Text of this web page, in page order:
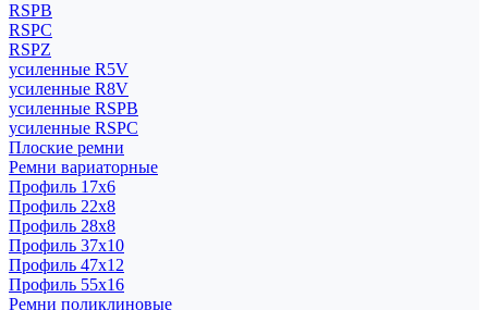
RSPB
RSPC
RSPZ
усиленные R5V
усиленные R8V
усиленные RSPB
усиленные RSPC
Плоские ремни
Ремни вариаторные
Профиль 17x6
Профиль 22x8
Профиль 28x8
Профиль 37x10
Профиль 47x12
Профиль 55x16
Ремни поликлиновые